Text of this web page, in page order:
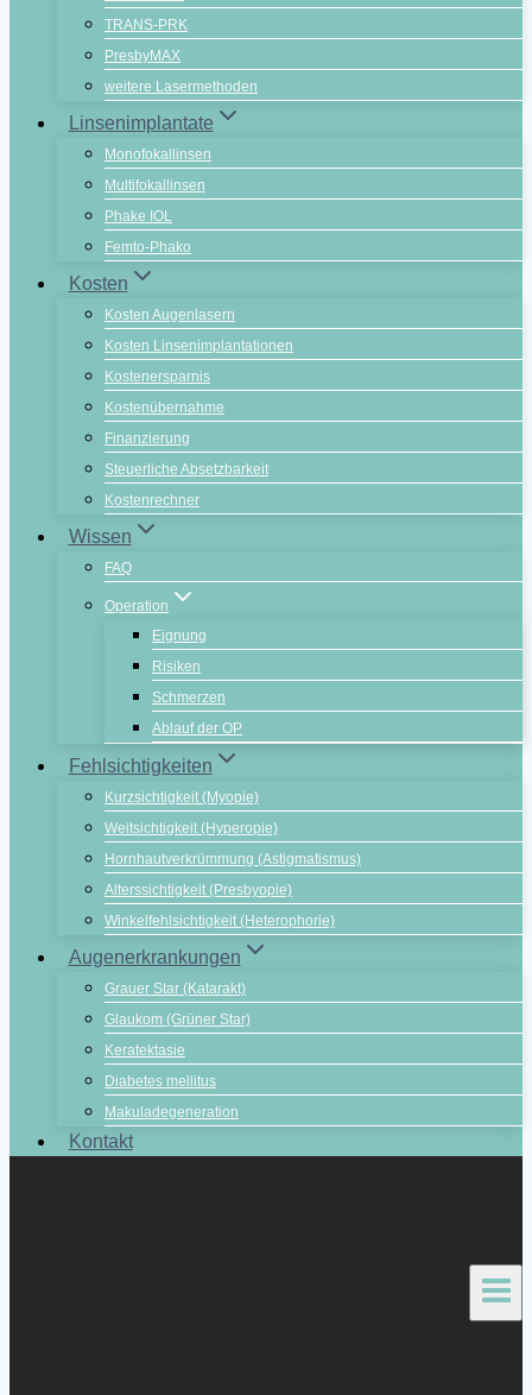
TRANS-PRK
PresbyMAX
weitere Lasermethoden
Linsenimplantate
Monofokallinsen
Multifokallinsen
Phake IOL
Femto-Phako
Kosten
Kosten Augenlasern
Kosten Linsenimplantationen
Kostenersparnis
Kostenübernahme
Finanzierung
Steuerliche Absetzbarkeit
Kostenrechner
Wissen
FAQ
Operation
Eignung
Risiken
Schmerzen
Ablauf der OP
Fehlsichtigkeiten
Kurzsichtigkeit (Myopie)
Weitsichtigkeit (Hyperopie)
Hornhautverkrümmung (Astigmatismus)
Alterssichtigkeit (Presbyopie)
Winkelfehlsichtigkeit (Heterophorie)
Augenerkrankungen
Grauer Star (Katarakt)
Glaukom (Grüner Star)
Keratektasie
Diabetes mellitus
Makuladegeneration
Kontakt